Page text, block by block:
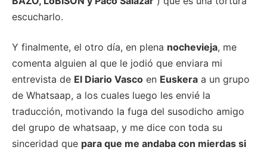
escucharlo.
Y finalmente, el otro día, en plena nochevieja, me
comenta alguien al que le jodió que enviara mi
entrevista de El Diario Vasco en Euskera a un grupo
de Whatsaap, a los cuales luego les envié la
traducción, motivando la fuga del susodicho amigo
del grupo de whatsaap, y me dice con toda su
sinceridad que para que me andaba con mierdas si